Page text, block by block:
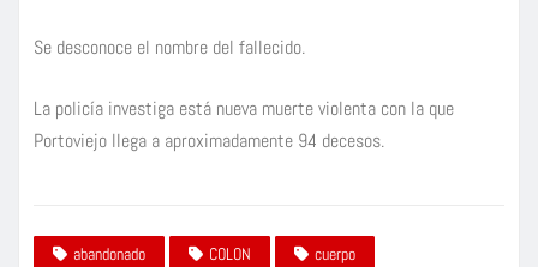
Se desconoce el nombre del fallecido.
La policía investiga está nueva muerte violenta con la que
Portoviejo llega a aproximadamente 94 decesos.
abandonado COLON
cuerpo